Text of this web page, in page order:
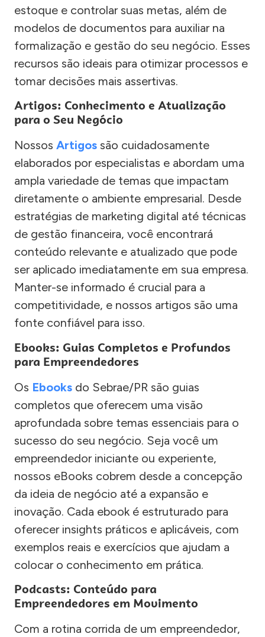
estoque e controlar suas metas, além de
modelos de documentos para auxiliar na
formalização e gestão do seu negócio. Esses
recursos são ideais para otimizar processos e
tomar decisões mais assertivas.
Artigos: Conhecimento e Atualização
para o Seu Negócio
Nossos Artigos são cuidadosamente
elaborados por especialistas e abordam uma
ampla variedade de temas que impactam
diretamente o ambiente empresarial. Desde
estratégias de marketing digital até técnicas
de gestão financeira, você encontrará
conteúdo relevante e atualizado que pode
ser aplicado imediatamente em sua empresa.
Manter-se informado é crucial para a
competitividade, e nossos artigos são uma
fonte confiável para isso.
Ebooks: Guias Completos e Profundos
para Empreendedores
Os Ebooks do Sebrae/PR são guias
completos que oferecem uma visão
aprofundada sobre temas essenciais para o
sucesso do seu negócio. Seja você um
empreendedor iniciante ou experiente,
nossos eBooks cobrem desde a concepção
da ideia de negócio até a expansão e
inovação. Cada ebook é estruturado para
oferecer insights práticos e aplicáveis, com
exemplos reais e exercícios que ajudam a
colocar o conhecimento em prática.
Podcasts: Conteúdo para
Empreendedores em Movimento
Com a rotina corrida de um empreendedor,